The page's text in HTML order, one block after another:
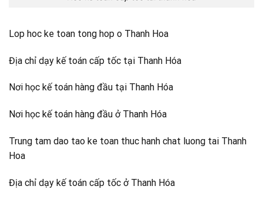
Lop hoc ke toan tong hop o Thanh Hoa
Địa chỉ dạy kế toán cấp tốc tại Thanh Hóa
Nơi học kế toán hàng đầu tại Thanh Hóa
Nơi học kế toán hàng đầu ở Thanh Hóa
Trung tam dao tao ke toan thuc hanh chat luong tai Thanh
Hoa
Địa chỉ dạy kế toán cấp tốc ở Thanh Hóa